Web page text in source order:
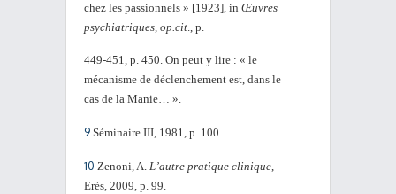
chez les passionnels » [1923], in Œuvres
psychiatriques, op.cit., p.
449-451, p. 450. On peut y lire : « le
mécanisme de déclenchement est, dans le
cas de la Manie… ».
9 Séminaire III, 1981, p. 100.
10 Zenoni, A. L’autre pratique clinique,
Erès, 2009, p. 99.